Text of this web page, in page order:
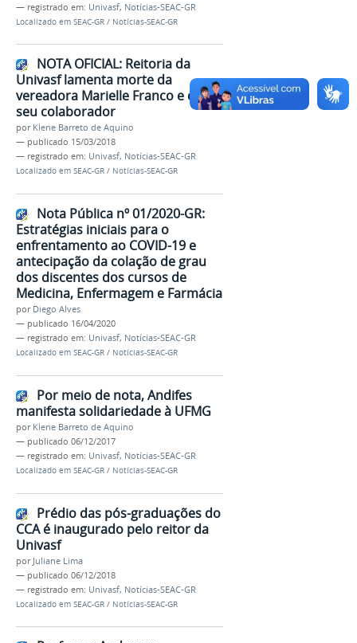
— registrado em: Univasf, Notícias-SEAC-GR
Localizado em SEAC-GR / Notícias-SEAC-GR
NOTA OFICIAL: Reitoria da
Univasf lamenta morte da
vereadora Marielle Franco e de
seu colaborador
por Klene Barreto de Aquino
— publicado 15/03/2018
— registrado em: Univasf, Notícias-SEAC-GR
Localizado em SEAC-GR / Notícias-SEAC-GR
Nota Pública nº 01/2020-GR:
Estratégias iniciais para o
enfrentamento ao COVID-19 e
antecipação da colação de grau
dos discentes dos cursos de
Medicina, Enfermagem e Farmácia
por Diego Alves
— publicado 16/04/2020
— registrado em: Univasf, Notícias-SEAC-GR
Localizado em SEAC-GR / Notícias-SEAC-GR
Por meio de nota, Andifes
manifesta solidariedade à UFMG
por Klene Barreto de Aquino
— publicado 06/12/2017
— registrado em: Univasf, Notícias-SEAC-GR
Localizado em SEAC-GR / Notícias-SEAC-GR
Prédio das pós-graduações do
CCA é inaugurado pelo reitor da
Univasf
por Juliane Lima
— publicado 06/12/2018
— registrado em: Univasf, Notícias-SEAC-GR
Localizado em SEAC-GR / Notícias-SEAC-GR